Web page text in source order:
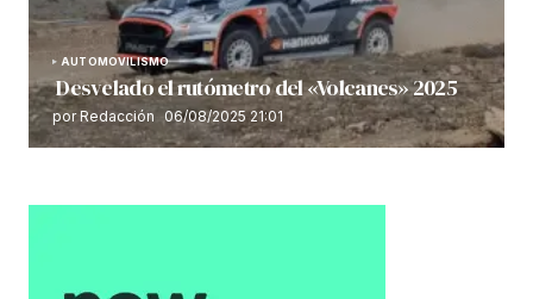
AUTOMOVILISMO
Desvelado el rutómetro del «Volcanes» 2025
por Redacción 06/08/2025 21:01